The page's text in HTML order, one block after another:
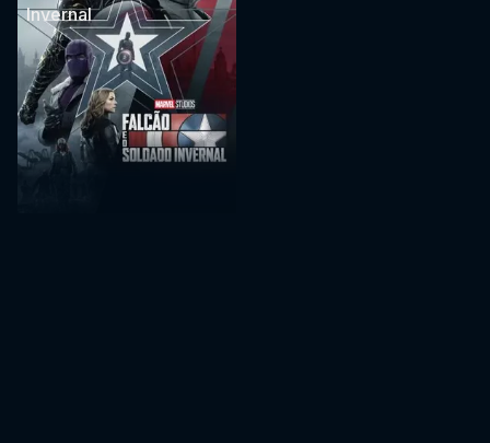
Invernal